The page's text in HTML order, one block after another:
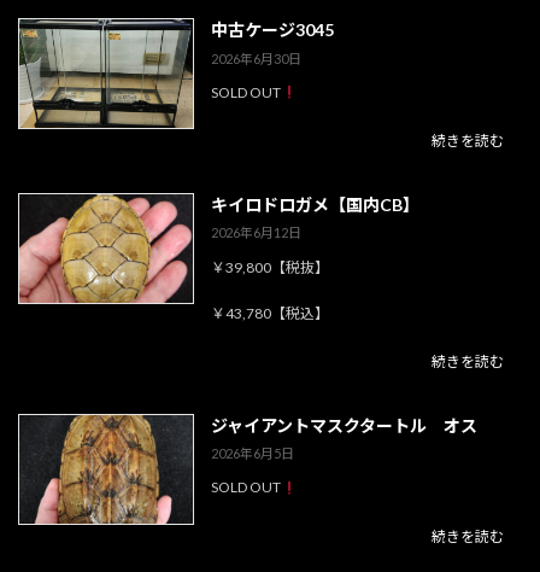
中古ケージ3045
2026年6月30日
SOLD OUT
続きを読む
キイロドロガメ【国内CB】
2026年6月12日
￥39,800【税抜】
￥43,780【税込】
続きを読む
ジャイアントマスクタートル オス
2026年6月5日
SOLD OUT
続きを読む